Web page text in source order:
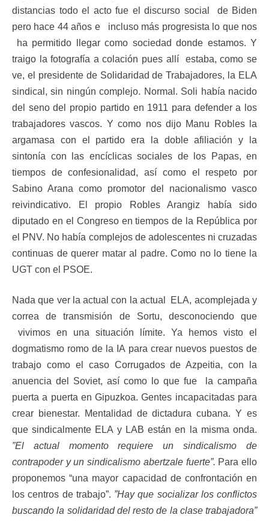
distancias todo el acto fue el discurso social de Biden
pero hace 44 años e incluso más progresista lo que nos
ha permitido llegar como sociedad donde estamos. Y
traigo la fotografía a colación pues allí estaba, como se
ve, el presidente de Solidaridad de Trabajadores, la ELA
sindical, sin ningún complejo. Normal. Soli había nacido
del seno del propio partido en 1911 para defender a los
trabajadores vascos. Y como nos dijo Manu Robles la
argamasa con el partido era la doble afiliación y la
sintonía con las encíclicas sociales de los Papas, en
tiempos de confesionalidad, así como el respeto por
Sabino Arana como promotor del nacionalismo vasco
reivindicativo. El propio Robles Arangiz había sido
diputado en el Congreso en tiempos de la República por
el PNV. No había complejos de adolescentes ni cruzadas
continuas de querer matar al padre. Como no lo tiene la
UGT con el PSOE.
Nada que ver la actual con la actual ELA, acomplejada y
correa de transmisión de Sortu, desconociendo que
vivimos en una situación límite. Ya hemos visto el
dogmatismo romo de la IA para crear nuevos puestos de
trabajo como el caso Corrugados de Azpeitia, con la
anuencia del Soviet, así como lo que fue la campaña
puerta a puerta en Gipuzkoa. Gentes incapacitadas para
crear bienestar. Mentalidad de dictadura cubana. Y es
que sindicalmente ELA y LAB están en la misma onda.
”El actual momento requiere un sindicalismo de
contrapoder y un sindicalismo abertzale fuerte”. Para ello
proponemos “una mayor capacidad de confrontación en
los centros de trabajo”. ”Hay que socializar los conflictos
buscando la solidaridad del resto de la clase trabajadora”